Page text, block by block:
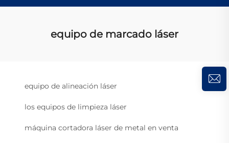
equipo de marcado láser
equipo de alineación láser
los equipos de limpieza láser
máquina cortadora láser de metal en venta